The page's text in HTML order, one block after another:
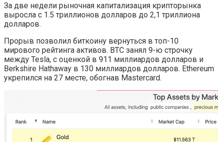
За две недели рыночная капитализация крипторынка
выросла с 1.5 триллионов долларов до 2,1 триллиона
долларов.
Прорыв позволил биткоину вернуться в топ-10
мирового рейтинга активов. ВТС занял 9-ю строчку
между Tesla, с оценкой в 911 миллиардов долларов и
Berkshire Hathaway в 130 миллиардов долларов. Ethereum
укрепился на 27 месте, обогнав Mastercard.